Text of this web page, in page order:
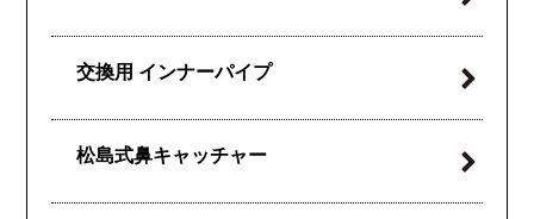
交換用 インナーパイプ
松島式鼻キャッチャー